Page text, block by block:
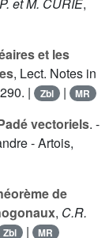
et les
, Lect. Notes in
| Zbl | MR
vectoriels. -
- Artois,
de
, C.R.
Zbl | MR